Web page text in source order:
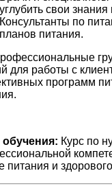
свои
по
питания.
для работы с
программ
Курс по
питания и